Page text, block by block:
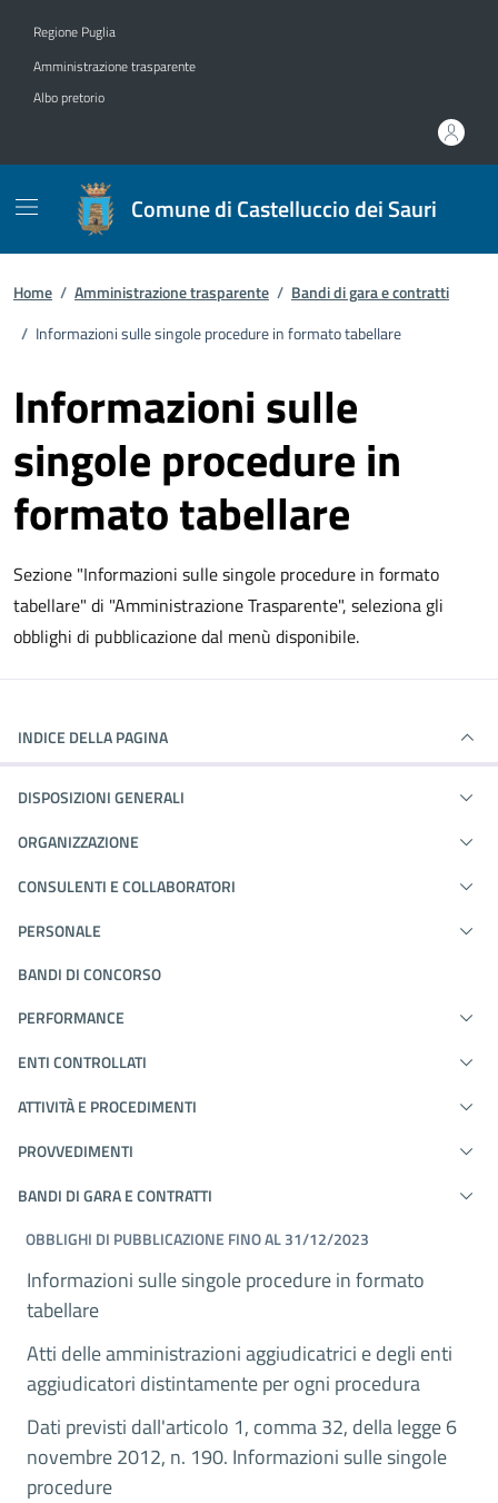
Regione Puglia
Amministrazione trasparente
Albo pretorio
Comune di Castelluccio dei Sauri
Home / Amministrazione trasparente / Bandi di gara e contratti
/ Informazioni sulle singole procedure in formato tabellare
Informazioni sulle
singole procedure in
formato tabellare
Sezione "Informazioni sulle singole procedure in formato
tabellare" di "Amministrazione Trasparente", seleziona gli
obblighi di pubblicazione dal menù disponibile.
INDICE DELLA PAGINA
DISPOSIZIONI GENERALI
ORGANIZZAZIONE
CONSULENTI E COLLABORATORI
PERSONALE
BANDI DI CONCORSO
PERFORMANCE
ENTI CONTROLLATI
ATTIVITÀ E PROCEDIMENTI
PROVVEDIMENTI
BANDI DI GARA E CONTRATTI
OBBLIGHI DI PUBBLICAZIONE FINO AL 31/12/2023
Informazioni sulle singole procedure in formato
tabellare
Atti delle amministrazioni aggiudicatrici e degli enti
aggiudicatori distintamente per ogni procedura
Dati previsti dall'articolo 1, comma 32, della legge 6
novembre 2012, n. 190. Informazioni sulle singole
procedure